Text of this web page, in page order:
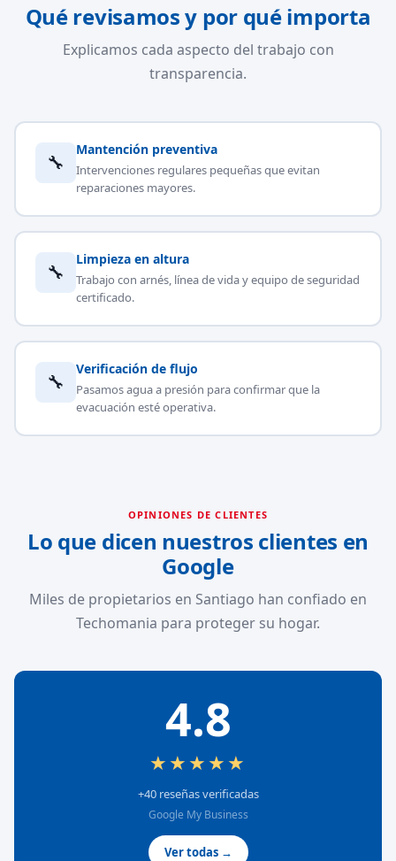
Qué revisamos y por qué importa
Explicamos cada aspecto del trabajo con
transparencia.
🔧
Mantención preventiva
Intervenciones regulares pequeñas que evitan
reparaciones mayores.
🔧
Limpieza en altura
Trabajo con arnés, línea de vida y equipo de seguridad
certificado.
🔧
Verificación de flujo
Pasamos agua a presión para confirmar que la
evacuación esté operativa.
OPINIONES DE CLIENTES
Lo que dicen nuestros clientes en
Google
Miles de propietarios en Santiago han confiado en
Techomania para proteger su hogar.
4.8
★★★★★
+40 reseñas verificadas
Google My Business
Ver todas →